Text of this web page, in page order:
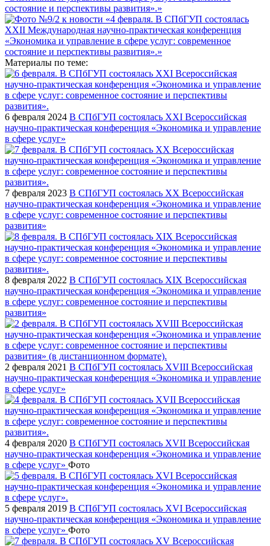
Материалы по теме:
6 февраля 2024 В СПбГУП состоялась XXI Всероссийская
научно-практическая конференция «Экономика и управление
в сфере услуг»
7 февраля 2023 В СПбГУП состоялась XX Всероссийская
научно-практическая конференция «Экономика и управление
в сфере услуг: современное состояние и перспективы
развития»
8 февраля 2022 В СПбГУП состоялась XIX Всероссийская
научно-практическая конференция «Экономика и управление
в сфере услуг: современное состояние и перспективы
развития»
2 февраля 2021 В СПбГУП состоялась XVIII Всероссийская
научно-практическая конференция «Экономика и управление
в сфере услуг»
4 февраля 2020 В СПбГУП состоялась XVII Всероссийская
научно-практическая конференция «Экономика и управление
в сфере услуг» Фото
5 февраля 2019 В СПбГУП состоялась XVI Всероссийская
научно-практическая конференция «Экономика и управление
в сфере услуг» Фото